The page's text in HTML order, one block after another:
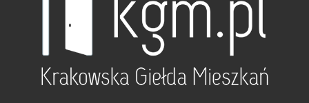
dotyczące zaciągnięcia zobowiązania. Nie należy
jednak zapominać o tym, że oprocentowanie jest
zmienne i rata może ulec zmianie. Dzisiaj tylko
nieliczne banki i to na maksymalnie 5 lat udzielają
kredytów ze stałą stopą i stałą ratą. W większości